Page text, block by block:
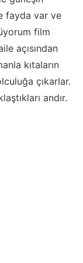
fayda var ve
film
açısından
kıtaların
çıkarlar.
andır.